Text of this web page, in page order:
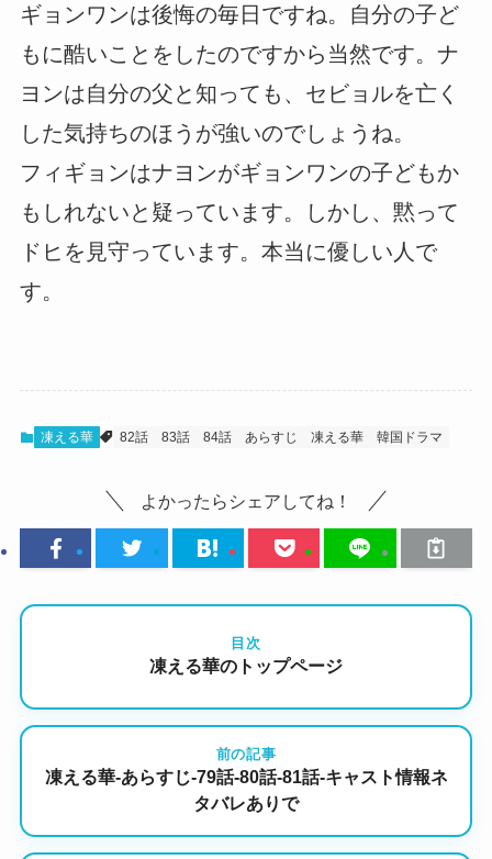
ギョンワンは後悔の毎日ですね。自分の子ど
もに酷いことをしたのですから当然です。ナ
ヨンは自分の父と知っても、セビョルを亡く
した気持ちのほうが強いのでしょうね。
フィギョンはナヨンがギョンワンの子どもか
もしれないと疑っています。しかし、黙って
ドヒを見守っています。本当に優しい人で
す。
凍える華 82話 83話 84話 あらすじ 凍える華 韓国ドラマ
よかったらシェアしてね！
目次
凍える華のトップページ
前の記事
凍える華-あらすじ-79話-80話-81話-キャスト情報ネ
タバレありで